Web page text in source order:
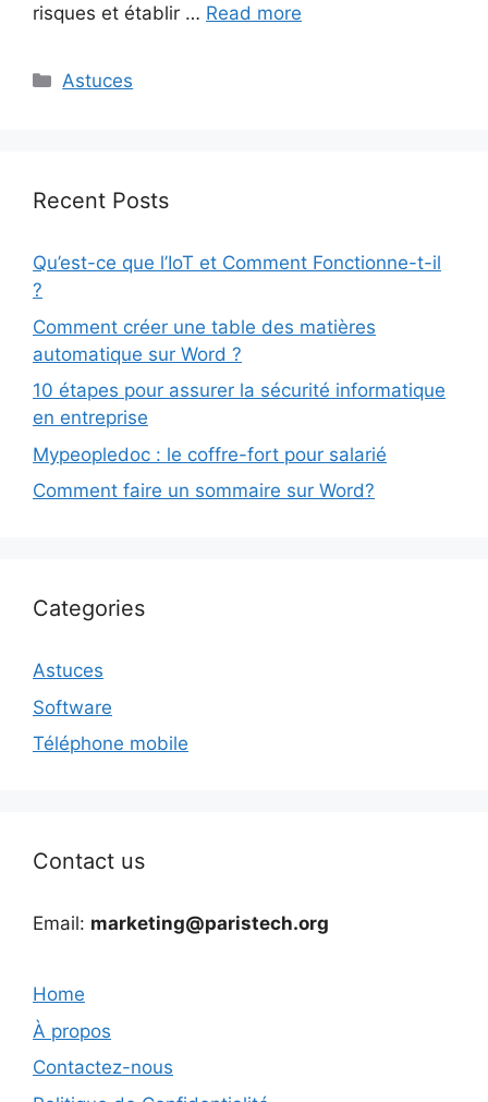
risques et établir … Read more
Categories
Astuces
Recent Posts
Qu’est-ce que l’IoT et Comment Fonctionne-t-il
?
Comment créer une table des matières
automatique sur Word ?
10 étapes pour assurer la sécurité informatique
en entreprise
Mypeopledoc : le coffre-fort pour salarié
Comment faire un sommaire sur Word?
Categories
Astuces
Software
Téléphone mobile
Contact us
Email: marketing@paristech.org
Home
À propos
Contactez-nous